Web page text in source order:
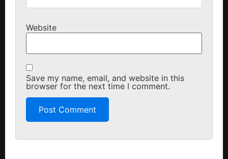
Website
Save my name, email, and website in this
browser for the next time I comment.